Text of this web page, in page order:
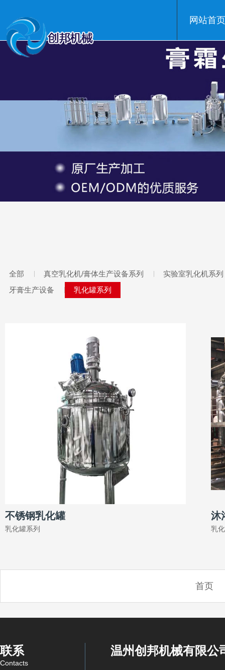
网站首页
全部 真空乳化机/膏体生产设备系列
实验室乳化机系列
牙膏生产设备
乳化罐系列
不锈钢乳化罐
乳化罐系列
沐
乳
首页
联系
Contacts
温州创邦机械有限公